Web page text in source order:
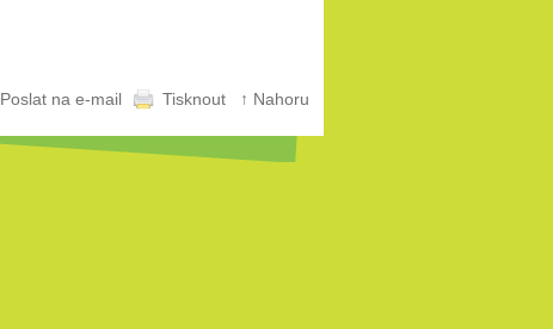
Poslat na e-mail
Tisknout ↑ Nahoru